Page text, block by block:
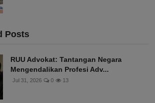
Posts
RUU Advokat: Tantangan Negara
Mengendalikan Profesi Adv...
Jul 31, 2026 0 13